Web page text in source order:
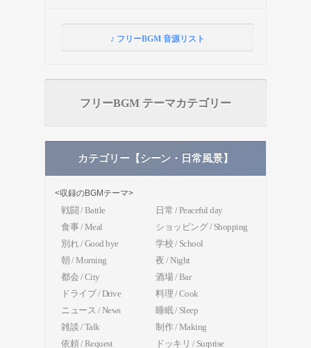
♪ フリーBGM 音源リスト
フリーBGM テーマカテゴリー
カテゴリー【シーン・日常風景】
<収録のBGMテーマ>
戦闘 / Battle
日常 / Peaceful day
食事 / Meal
ショッピング / Shopping
別れ / Good bye
学校 / School
朝 / Morning
夜 / Night
都会 / City
酒場 / Bar
ドライブ / Drive
料理 / Cook
ニュース / News
睡眠 / Sleep
雑談 / Talk
制作 / Making
依頼 / Request
ドッキリ / Surprise